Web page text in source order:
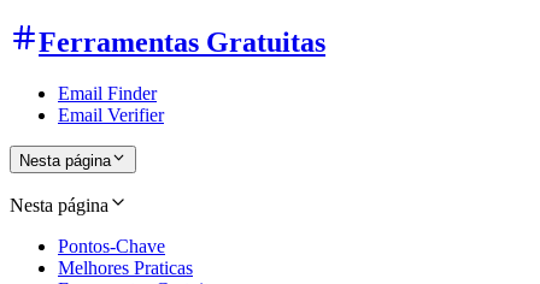
Ferramentas Gratuitas
Email Finder
Email Verifier
Nesta página
Nesta página
Pontos-Chave
Melhores Praticas